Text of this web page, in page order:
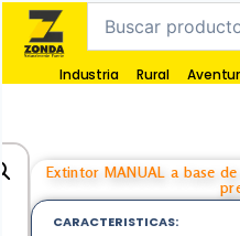
Industria Rural
Extintor MANUAL a base
CARACTERISTICAS: